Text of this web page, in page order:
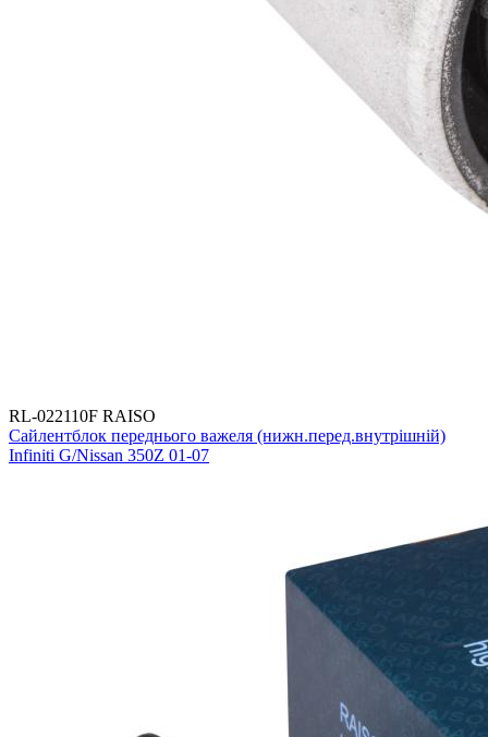
RL-022110F RAISO
Сайлентблок переднього важеля (нижн.перед.внутрішній)
Infiniti G/Nissan 350Z 01-07